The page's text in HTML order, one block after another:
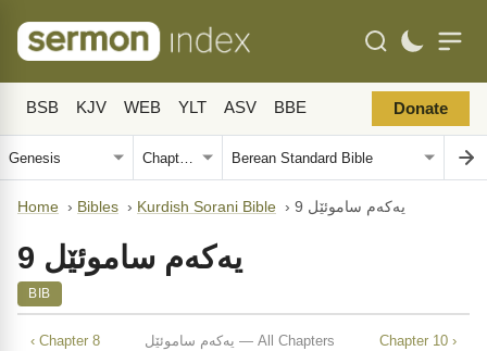
BSB KJV WEB YLT ASV BBE Donate
Home › Bibles › Kurdish Sorani Bible › یەکەم ساموئێل 9
یەکەم ساموئێل 9
BIB
‹ Chapter 8 یەکەم ساموئێل — All Chapters Chapter 10 ›